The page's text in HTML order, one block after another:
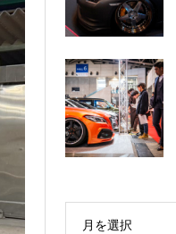
月を選択